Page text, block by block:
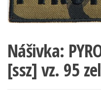
Nášivka:
[ssz] vz. 95